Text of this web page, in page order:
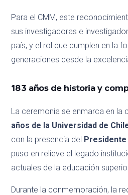
Para el CMM, este
sus investigadoras e
país, y el rol que cumplen en la
generaciones desde la
183 años de historia y
La ceremonia se enmarca en la
años de la Universidad de
con la presencia del Presidente
puso en relieve el legado
actuales de la educación
Durante la conmemoración, la